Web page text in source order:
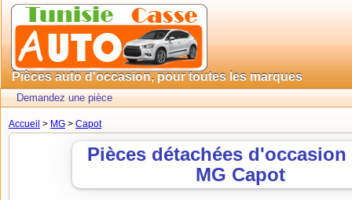
Pièces auto d'occasion, pour toutes les marques
Demandez une pièce
Accueil > MG > Capot
Pièces détachées
MG Capot